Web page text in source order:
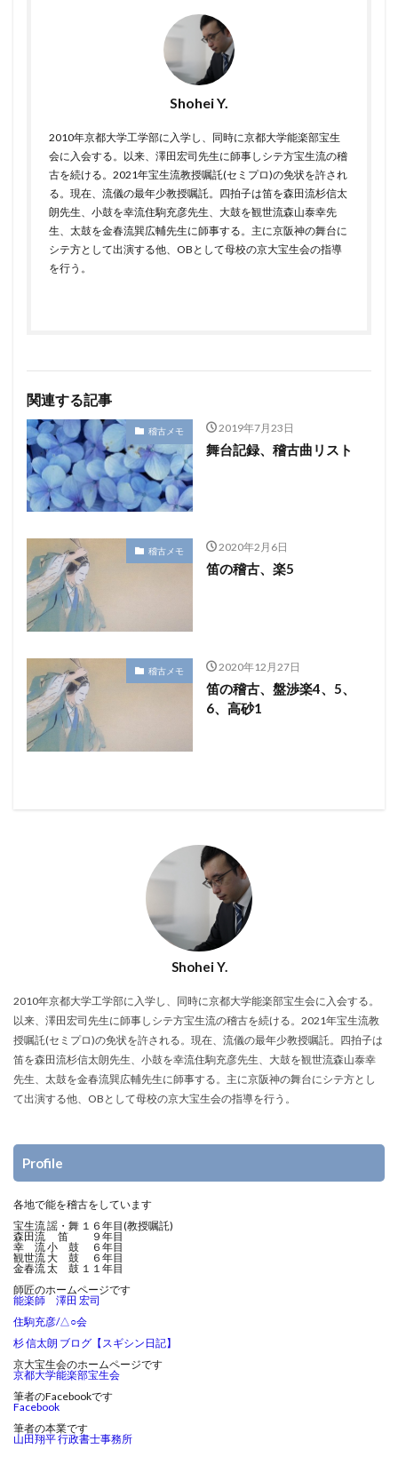
Shohei Y.
2010年京都大学工学部に入学し、同時に京都大学能楽部宝生
会に入会する。以来、澤田宏司先生に師事しシテ方宝生流の稽
古を続ける。2021年宝生流教授嘱託(セミプロ)の免状を許され
る。現在、流儀の最年少教授嘱託。四拍子は笛を森田流杉信太
朗先生、小鼓を幸流住駒充彦先生、大鼓を観世流森山泰幸先
生、太鼓を金春流巽広輔先生に師事する。主に京阪神の舞台に
シテ方として出演する他、OBとして母校の京大宝生会の指導
を行う。
関連する記事
稽古メモ 2019年7月23日
舞台記録、稽古曲リスト
稽古メモ 2020年2月6日
笛の稽古、楽5
稽古メモ 2020年12月27日
笛の稽古、盤渉楽4、5、
6、高砂1
Shohei Y.
2010年京都大学工学部に入学し、同時に京都大学能楽部宝生会に入会する。
以来、澤田宏司先生に師事しシテ方宝生流の稽古を続ける。2021年宝生流教
授嘱託(セミプロ)の免状を許される。現在、流儀の最年少教授嘱託。四拍子は
笛を森田流杉信太朗先生、小鼓を幸流住駒充彦先生、大鼓を観世流森山泰幸
先生、太鼓を金春流巽広輔先生に師事する。主に京阪神の舞台にシテ方とし
て出演する他、OBとして母校の京大宝生会の指導を行う。
Profile
各地で能を稽古をしています
宝生流 謡・舞 １６年目(教授嘱託)
森田流 笛 ９年目
幸 流 小 鼓 ６年目
観世流 大 鼓 ６年目
金春流 太 鼓 １１年目
師匠のホームページです
能楽師 澤田 宏司
住駒充彦/△○会
杉 信太朗 ブログ【スギシン日記】
京大宝生会のホームページです
京都大学能楽部宝生会
筆者のFacebookです
Facebook
筆者の本業です
山田翔平 行政書士事務所